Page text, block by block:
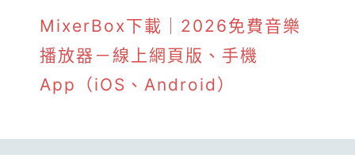
MixerBox下載｜2026免費音樂
播放器－線上網頁版、手機
App（iOS、Android）